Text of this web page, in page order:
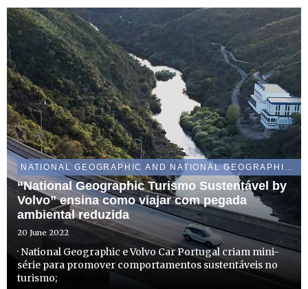
“National Geographic Turismo Sustentável by
Volvo” ensina como viajar com pegada
ambiental reduzida
20 June 2022
· National Geographic e Volvo Car Portugal criam mini-
série para promover comportamentos sustentáveis no
turismo;